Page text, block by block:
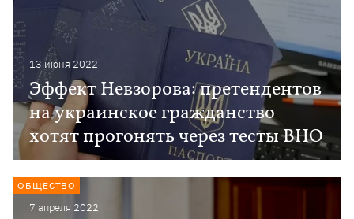
13 июня 2022
Эффект Невзорова: претендентов
на украинское гражданство
хотят прогонять через тесты ВНО
7 апреля 2022
ОБЩЕСТВО